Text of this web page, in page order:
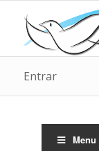
Entrar
Menu